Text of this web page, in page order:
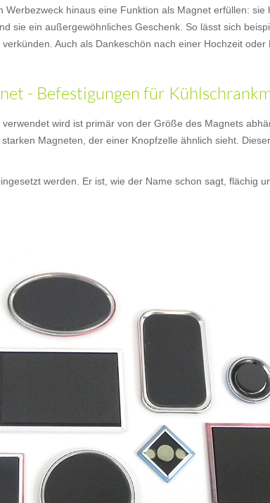
hinaus eine Funktion als Magnet erfüllen:
sie ein außergewöhnliches Geschenk. So lässt sich
Auch als Dankeschön nach einer Hochzeit
- Befestigungen für
wird ist primär von der Größe des Magnets
Magneten, der einer Knopfzelle ähnlich sieht.
werden. Er ist, wie der Name schon sagt, flächig